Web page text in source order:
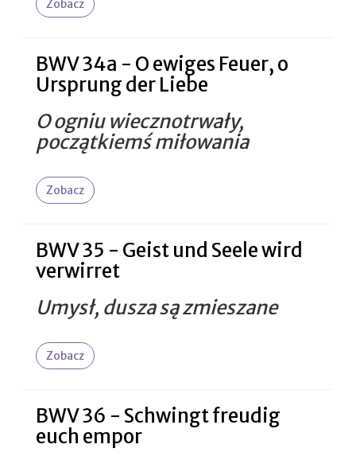
Zobacz
BWV 34a - O ewiges Feuer, o
Ursprung der Liebe
O ogniu wiecznotrwały,
początkiemś miłowania
Zobacz
BWV 35 - Geist und Seele wird
verwirret
Umysł, dusza są zmieszane
Zobacz
BWV 36 - Schwingt freudig
euch empor